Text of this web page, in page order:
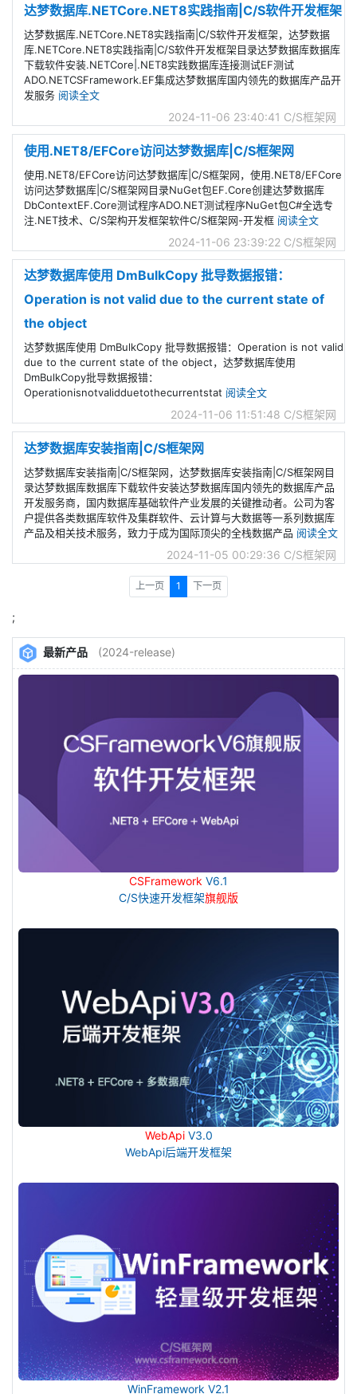
达梦数据库.NETCore.NET8实践指南|C/S软件开发框架
达梦数据库.NETCore.NET8实践指南|C/S软件开发框架，达梦数据
库.NETCore.NET8实践指南|C/S软件开发框架目录达梦数据库数据库
下载软件安装.NETCore|.NET8实践数据库连接测试EF测试
ADO.NETCSFramework.EF集成达梦数据库国内领先的数据库产品开
发服务 阅读全文
2024-11-06 23:40:41 C/S框架网
使用.NET8/EFCore访问达梦数据库|C/S框架网
使用.NET8/EFCore访问达梦数据库|C/S框架网，使用.NET8/EFCore
访问达梦数据库|C/S框架网目录NuGet包EF.Core创建达梦数据库
DbContextEF.Core测试程序ADO.NET测试程序NuGet包C#全选专
注.NET技术、C/S架构开发框架软件C/S框架网-开发框 阅读全文
2024-11-06 23:39:22 C/S框架网
达梦数据库使用 DmBulkCopy 批导数据报错：
Operation is not valid due to the current state of
the object
达梦数据库使用 DmBulkCopy 批导数据报错：Operation is not valid
due to the current state of the object，达梦数据库使用
DmBulkCopy批导数据报错：
Operationisnotvalidduetothecurrentstat 阅读全文
2024-11-06 11:51:48 C/S框架网
达梦数据库安装指南|C/S框架网
达梦数据库安装指南|C/S框架网，达梦数据库安装指南|C/S框架网目
录达梦数据库数据库下载软件安装达梦数据库国内领先的数据库产品
开发服务商，国内数据库基础软件产业发展的关键推动者。公司为客
户提供各类数据库软件及集群软件、云计算与大数据等一系列数据库
产品及相关技术服务，致力于成为国际顶尖的全栈数据产品 阅读全文
2024-11-05 00:29:36 C/S框架网
上一页 1 下一页
;
最新产品 (2024-release)
CSFramework V6.1
C/S快速开发框架旗舰版
WebApiV3.0
WebApi后端开发框架
WinFramework V2.1